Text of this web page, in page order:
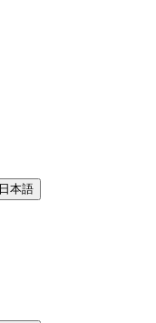
日本語